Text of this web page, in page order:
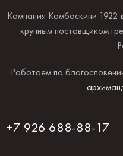
Компания Комбоскини 1922
крупным поставщиком
Работаем по
+7 926 688-88-17